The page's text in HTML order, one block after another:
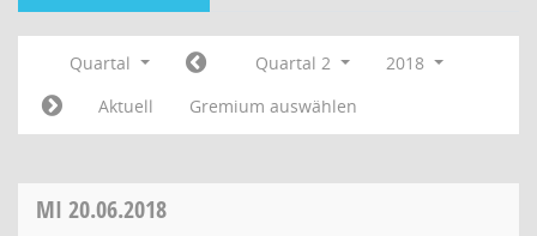
Quartal Quartal 2
2018
Aktuell
Gremium auswählen
MI 20.06.2018